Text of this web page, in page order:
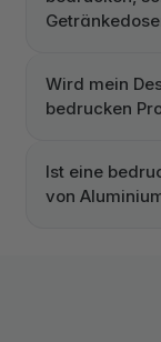
Wird mein
bedrucken
Ist eine
von